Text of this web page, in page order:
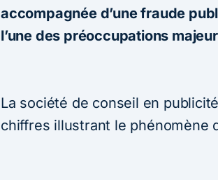
accompagnée d’une fraude
l’une des préoccupations
La société de conseil en
chiffres illustrant le phénomène